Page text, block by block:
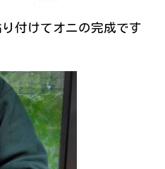
付けてオニの完成です